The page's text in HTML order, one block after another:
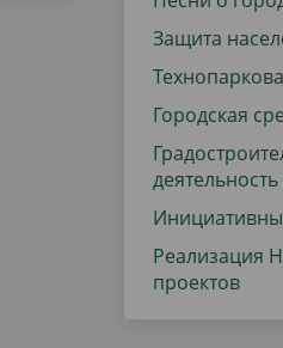
Защита
Городская
деятельность
Реализация
проектов